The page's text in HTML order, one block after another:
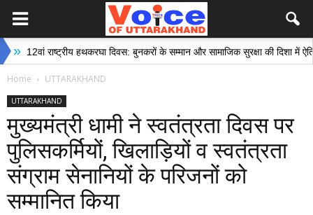
हथकरघा दिवस: बुनकरों के सम्मान और सामाजिक सुरक्षा की दिशा में ऐतिहासिक पहल
Home UTTARAKHAND
UTTARAKHAND
मुख्यमंत्री धामी ने स्वतंत्रता दिवस पर
पुलिसकर्मियों, खिलाड़ियों व स्वतंत्रता
संग्राम सेनानियों के परिजनों को
सम्मानित किया